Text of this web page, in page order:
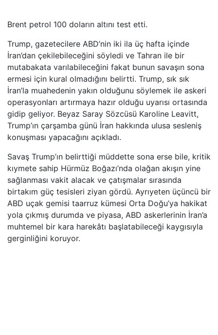
Brent petrol 100 doların altını test etti.
Trump, gazetecilere ABD’nin iki ila üç hafta içinde
İran’dan çekilebileceğini söyledi ve Tahran ile bir
mutabakata varılabileceğini fakat bunun savaşın sona
ermesi için kural olmadığını belirtti. Trump, sık sık
İran’la muahedenin yakın olduğunu söylemek ile askeri
operasyonları artırmaya hazır olduğu uyarısı ortasında
gidip geliyor. Beyaz Saray Sözcüsü Karoline Leavitt,
Trump’ın çarşamba günü İran hakkında ulusa sesleniş
konuşması yapacağını açıkladı.
Savaş Trump’ın belirttiği müddette sona erse bile, kritik
kıymete sahip Hürmüz Boğazı’nda olağan akışın yine
sağlanması vakit alacak ve çatışmalar sırasında
birtakım güç tesisleri ziyan gördü. Ayrıyeten üçüncü bir
ABD uçak gemisi taarruz kümesi Orta Doğu’ya hakikat
yola çıkmış durumda ve piyasa, ABD askerlerinin İran’a
muhtemel bir kara harekâtı başlatabileceği kaygısıyla
gerginliğini koruyor.